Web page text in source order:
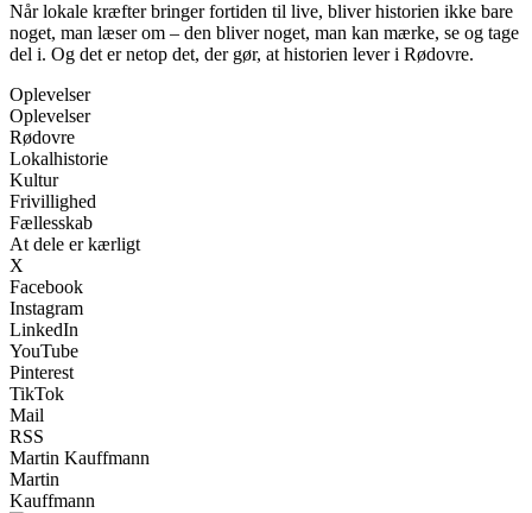
Når lokale kræfter bringer fortiden til live, bliver historien ikke bare
noget, man læser om – den bliver noget, man kan mærke, se og tage
del i. Og det er netop det, der gør, at historien lever i Rødovre.
Oplevelser
Oplevelser
Rødovre
Lokalhistorie
Kultur
Frivillighed
Fællesskab
At dele er kærligt
X
Facebook
Instagram
LinkedIn
YouTube
Pinterest
TikTok
Mail
RSS
Martin Kauffmann
Martin
Kauffmann